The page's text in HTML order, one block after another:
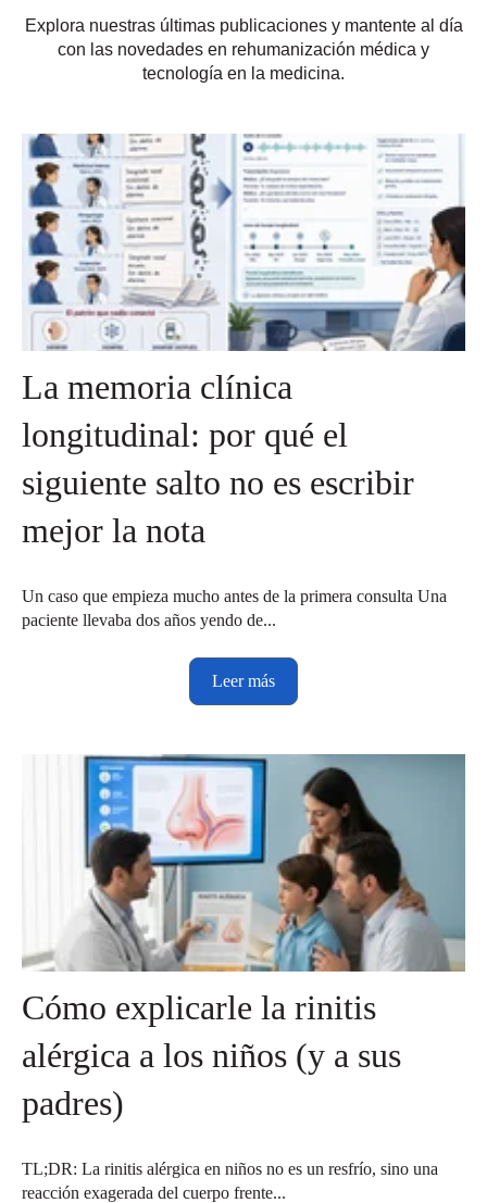
Explora nuestras últimas publicaciones y mantente al día
con las novedades en rehumanización médica y
tecnología en la medicina.
La memoria clínica
longitudinal: por qué el
siguiente salto no es escribir
mejor la nota
Un caso que empieza mucho antes de la primera consulta Una
paciente llevaba dos años yendo de...
Leer más
Cómo explicarle la rinitis
alérgica a los niños (y a sus
padres)
TL;DR: La rinitis alérgica en niños no es un resfrío, sino una
reacción exagerada del cuerpo frente...